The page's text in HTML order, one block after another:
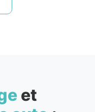
et